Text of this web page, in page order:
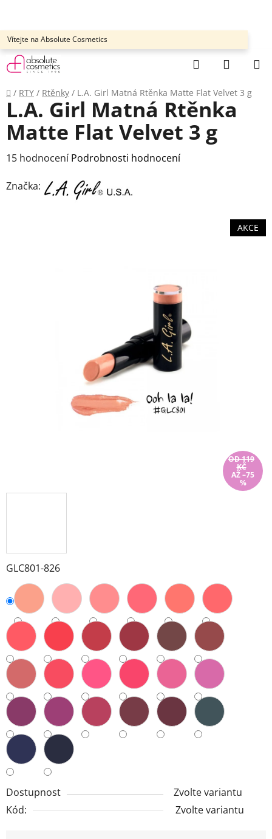
obsah
Vítejte na Absolute Cosmetics
Hledat
Domů
/ RTY / Rtěnky / L.A. Girl Matná Rtěnka Matte Flat Velvet 3 g
GLC801-826
Dostupnost
Zvolte variantu
Kód:
Zvolte variantu
L.A. Girl Matná Rtěnka
Matte Flat Velvet 3 g
Průměrné
produktu
15 hodnocení Podrobnosti hodnocení
Značka:
AKCE
OD 119
KČ
AŽ –75
%